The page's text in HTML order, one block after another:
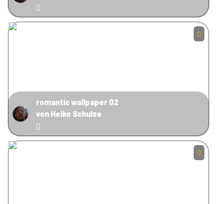
romantic wallpaper 02
von Heiko Schulze